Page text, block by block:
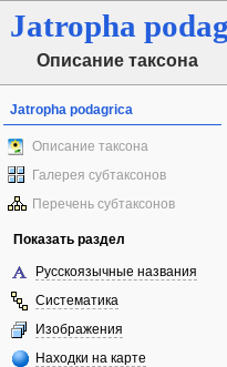
Jatropha
Описание таксона
Jatropha podagrica
Описание таксона
Галерея субтаксонов
Перечень субтаксонов
Показать раздел
Русскоязычные названия
Систематика
Изображения
Находки на карте